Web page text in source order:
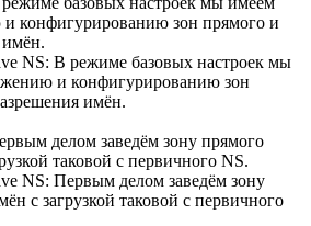
NS: В режиме базовых настроек мы
и конфигурированию зон
имён.
NS: Первым делом заведём зону
с загрузкой таковой с первичного